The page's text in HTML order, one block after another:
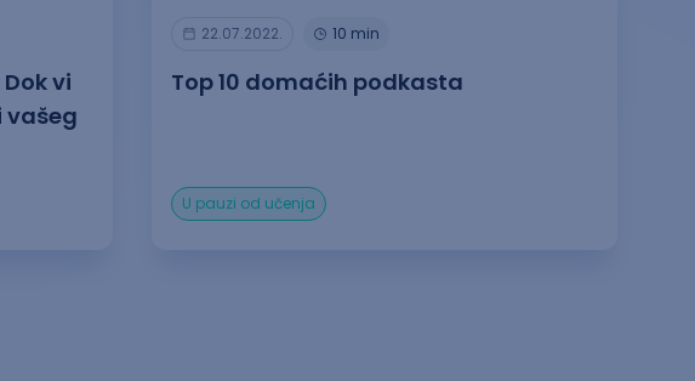
vi
vašeg
22.07.2022. 10 min
Top 10 domaćih podkasta
U pauzi od učenja